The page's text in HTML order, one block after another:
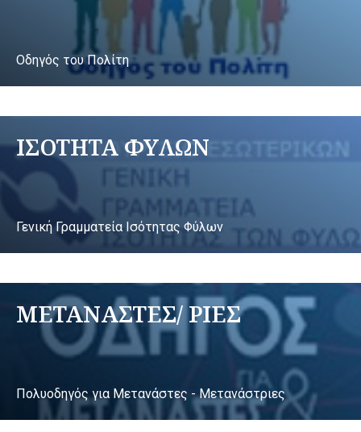
Οδηγός του Πολίτη
ΙΣΟΤΗΤΑ ΦΥΛΩΝ
Γενική Γραμματεία Ισότητας Φύλων
ΜΕΤΑΝΑΣΤΕΣ/ ΡΙΕΣ
Πολυοδηγός για Μετανάστες - Μετανάστριες